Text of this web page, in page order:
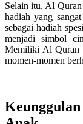
Selain itu, Al Quran
hadiah yang
sebagai hadiah
menjadi simbol
Memiliki Al Quran
momen-momen